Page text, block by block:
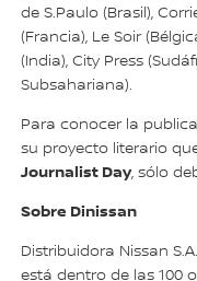
de S.Paulo (Brasil),
(Francia), Le Soir
(India), City Press
Subsahariana).
Para conocer la
su proyecto literario
Journalist Day, sólo
Sobre Dinissan
Distribuidora Nissan
está dentro de las 100